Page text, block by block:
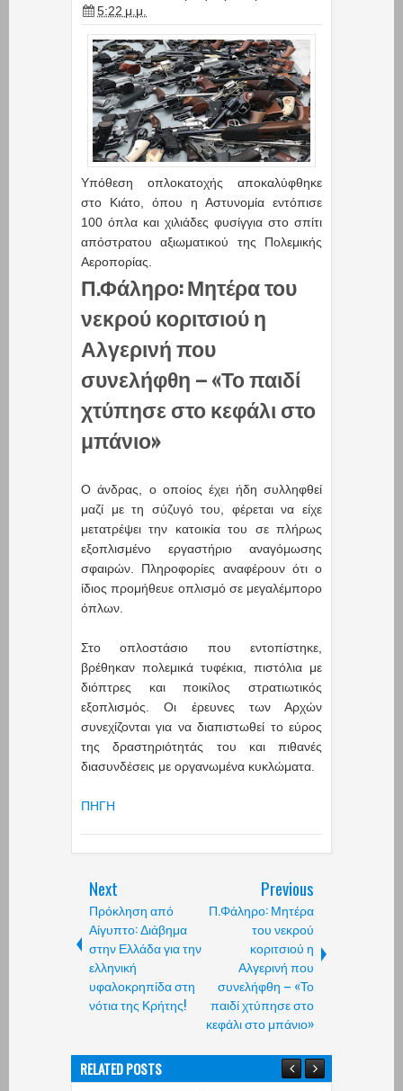
5:22 μ.μ.
Υπόθεση οπλοκατοχής αποκαλύφθηκε
στο Κιάτο, όπου η Αστυνομία εντόπισε
100 όπλα και χιλιάδες φυσίγγια στο σπίτι
απόστρατου αξιωματικού της Πολεμικής
Αεροπορίας.
Π.Φάληρο: Μητέρα του
νεκρού κοριτσιού η
Αλγερινή που
συνελήφθη – «Το παιδί
χτύπησε στο κεφάλι στο
μπάνιο»
Ο άνδρας, ο οποίος έχει ήδη συλληφθεί
μαζί με τη σύζυγό του, φέρεται να είχε
μετατρέψει την κατοικία του σε πλήρως
εξοπλισμένο εργαστήριο αναγόμωσης
σφαιρών. Πληροφορίες αναφέρουν ότι ο
ίδιος προμήθευε οπλισμό σε μεγαλέμπορο
όπλων.
Στο οπλοστάσιο που εντοπίστηκε,
βρέθηκαν πολεμικά τυφέκια, πιστόλια με
διόπτρες και ποικίλος στρατιωτικός
εξοπλισμός. Οι έρευνες των Αρχών
συνεχίζονται για να διαπιστωθεί το εύρος
της δραστηριότητάς του και πιθανές
διασυνδέσεις με οργανωμένα κυκλώματα.
ΠΗΓΗ
Next
Πρόκληση από
Αίγυπτο: Διάβημα
στην Ελλάδα για την
ελληνική
υφαλοκρηπίδα στη
νότια της Κρήτης!
Previous
Π.Φάληρο: Μητέρα
του νεκρού
κοριτσιού η
Αλγερινή που
συνελήφθη – «Το
παιδί χτύπησε στο
κεφάλι στο μπάνιο»
RELATED POSTS